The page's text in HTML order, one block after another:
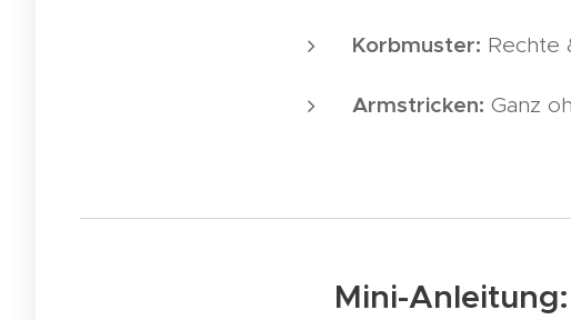
Korbmuster: Rechte
Armstricken: Ganz
📝 Mini-